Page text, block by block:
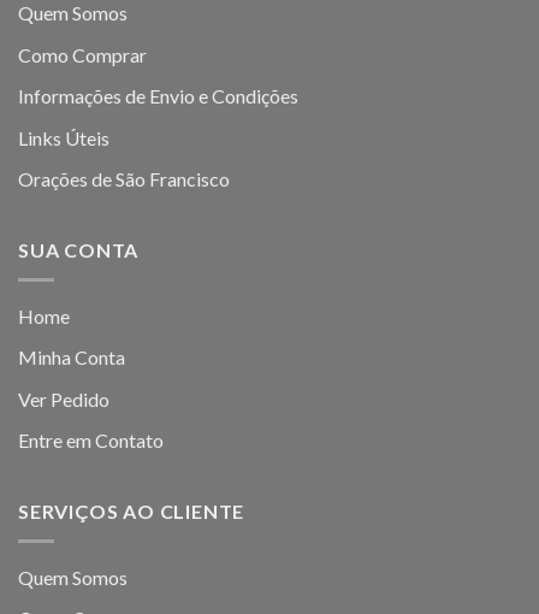
Quem Somos
Como Comprar
Informações de Envio e Condições
Links Úteis
Orações de São Francisco
SUA CONTA
Home
Minha Conta
Ver Pedido
Entre em Contato
SERVIÇOS AO CLIENTE
Quem Somos